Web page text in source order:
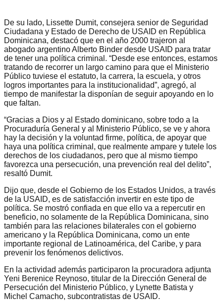
De su lado, Lissette Dumit, consejera senior de Seguridad
Ciudadana y Estado de Derecho de USAID en República
Dominicana, destacó que en el año 2000 trajeron al
abogado argentino Alberto Binder desde USAID para tratar
de tener una política criminal. “Desde ese entonces, estamos
tratando de recorrer un largo camino para que el Ministerio
Público tuviese el estatuto, la carrera, la escuela, y otros
logros importantes para la institucionalidad”, agregó, al
tiempo de manifestar la disponían de seguir apoyando en lo
que faltan.
“Gracias a Dios y al Estado dominicano, sobre todo a la
Procuraduría General y al Ministerio Público, se ve y ahora
hay la decisión y la voluntad firme, política, de apoyar que
haya una política criminal, que realmente ampare y tutele los
derechos de los ciudadanos, pero que al mismo tiempo
favorezca una persecución, una prevención real del delito”,
resaltó Dumit.
Dijo que, desde el Gobierno de los Estados Unidos, a través
de la USAID, es de satisfacción invertir en este tipo de
política. Se mostró confiada en que ello va a repercutir en
beneficio, no solamente de la República Dominicana, sino
también para las relaciones bilaterales con el gobierno
americano y la República Dominicana, como un ente
importante regional de Latinoamérica, del Caribe, y para
prevenir los fenómenos delictivos.
En la actividad además participaron la procuradora adjunta
Yeni Berenice Reynoso, titular de la Dirección General de
Persecución del Ministerio Público, y Lynette Batista y
Michel Camacho, subcontratistas de USAID.